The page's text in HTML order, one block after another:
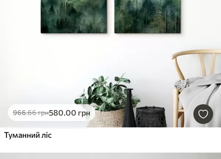
966.66грн580.00 грн
Туманний ліс